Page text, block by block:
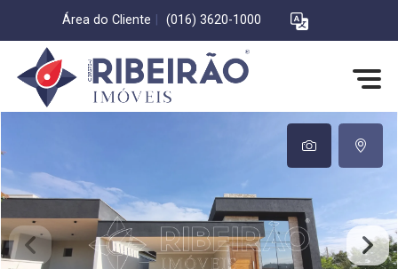
Área do Cliente (016) 3620-1000